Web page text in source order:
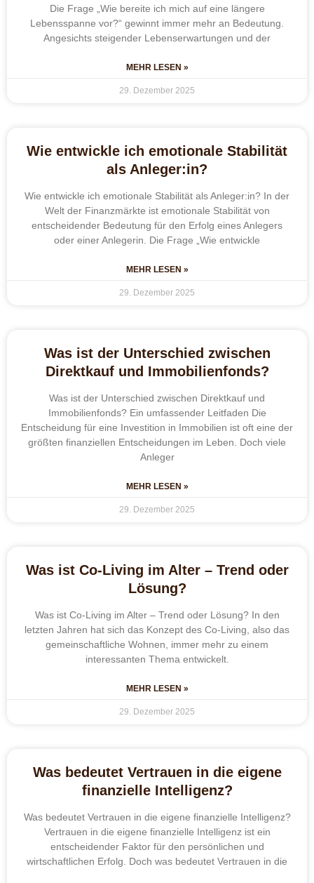
Die Frage „Wie bereite ich mich auf eine längere
Lebensspanne vor?“ gewinnt immer mehr an Bedeutung.
Angesichts steigender Lebenserwartungen und der
MEHR LESEN »
29. Dezember 2025
Wie entwickle ich emotionale Stabilität
als Anleger:in?
Wie entwickle ich emotionale Stabilität als Anleger:in? In der
Welt der Finanzmärkte ist emotionale Stabilität von
entscheidender Bedeutung für den Erfolg eines Anlegers
oder einer Anlegerin. Die Frage „Wie entwickle
MEHR LESEN »
29. Dezember 2025
Was ist der Unterschied zwischen
Direktkauf und Immobilienfonds?
Was ist der Unterschied zwischen Direktkauf und
Immobilienfonds? Ein umfassender Leitfaden Die
Entscheidung für eine Investition in Immobilien ist oft eine der
größten finanziellen Entscheidungen im Leben. Doch viele
Anleger
MEHR LESEN »
29. Dezember 2025
Was ist Co-Living im Alter – Trend oder
Lösung?
Was ist Co-Living im Alter – Trend oder Lösung? In den
letzten Jahren hat sich das Konzept des Co-Living, also das
gemeinschaftliche Wohnen, immer mehr zu einem
interessanten Thema entwickelt.
MEHR LESEN »
29. Dezember 2025
Was bedeutet Vertrauen in die eigene
finanzielle Intelligenz?
Was bedeutet Vertrauen in die eigene finanzielle Intelligenz?
Vertrauen in die eigene finanzielle Intelligenz ist ein
entscheidender Faktor für den persönlichen und
wirtschaftlichen Erfolg. Doch was bedeutet Vertrauen in die